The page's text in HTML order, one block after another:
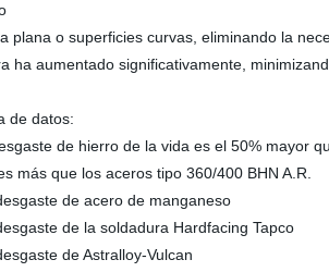
plana o superficies curvas, eliminando la
ha aumentado significativamente,
de datos:
de hierro de la vida es el 50% mayor
más que los aceros tipo 360/400 BHN A.R.
de acero de manganeso
de la soldadura Hardfacing Tapco
de Astralloy-Vulcan